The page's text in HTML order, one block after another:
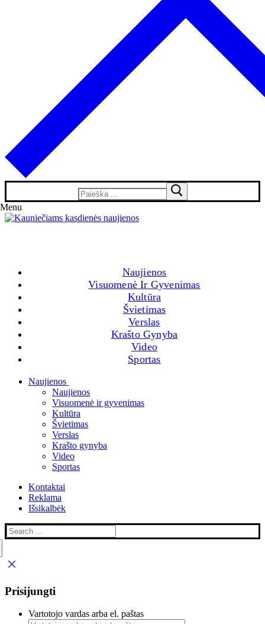
Search
for:
Menu
Naujienos
Visuomenė Ir Gyvenimas
Kultūra
Švietimas
Verslas
Krašto Gynyba
Video
Sportas
Menu
Close
Naujienos
Naujienos
Visuomenė ir gyvenimas
Kultūra
Švietimas
Verslas
Krašto gynyba
Video
Sportas
Kontaktai
Reklama
Išsikalbėk
Search
for:
Prisijungti
Vartotojo vardas arba el. paštas